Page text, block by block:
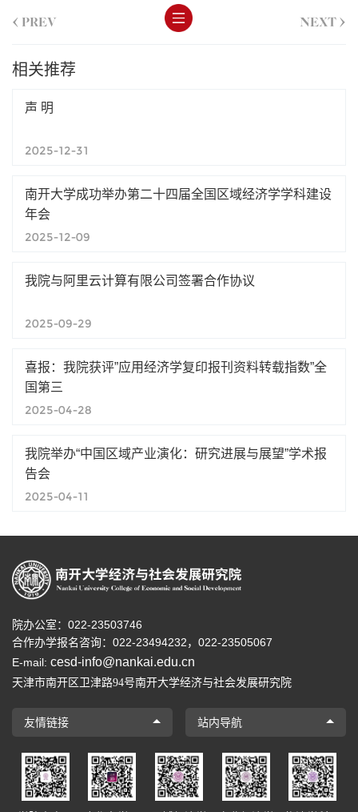
< PREV NEXT >
相关推荐
声 明
2025-12-31
南开大学成功举办第二十四届全国区域经济学学科建设
年会
2025-12-09
我院与阿里云计算有限公司签署合作协议
2025-09-29
喜报：我院获评”应用经济学复印报刊资料转载指数”全
国第三
2025-04-28
我院举办“中国区域产业演化：研究进展与展望”学术报
告会
2025-04-11
院办公室：022-23503746
合作办学报名咨询： 022-23494232， 022-23505067
E-mail: cesd-info@nankai.edu.cn
天津市南开区卫津路94号南开大学经济与社会发展研究院
友情链接 站内导航